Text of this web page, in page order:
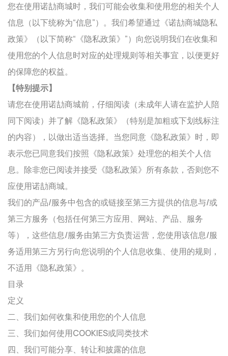
您在使用诺劼商城时，我们可能会收集和使用您的相关个人
信息（以下统称为“信息”）。我们希望通过《诺劼商城隐私
政策》（以下简称“《隐私政策》”）向您说明我们在收集和
使用您的个人信息时对应的处理规则等相关事宜，以便更好
的保障您的权益。
【特别提示】
请您在使用诺劼商城前，仔细阅读（未成年人请在监护人陪
同下阅读）并了解《隐私政策》（特别是加粗或下划线标注
的内容），以做出适当选择。当您同意《隐私政策》时，即
表示您已同意我们按照《隐私政策》处理您的相关个人信
息。除非您已阅读并接受《隐私政策》所有条款，否则您不
应使用诺劼商城。
我们的产品/服务中包含的或链接至第三方提供的信息与/或
第三方服务（包括任何第三方应用、网站、产品、服务
等），这些信息/服务由第三方负责运营，您使用该信息/服
务适用第三方另行向您说明的个人信息收集、使用的规则，
不适用《隐私政策》。
目录
定义
二、我们如何收集和使用您的个人信息
三、我们如何使用COOKIES或同类技术
四、我们可能分享、转让和披露的信息